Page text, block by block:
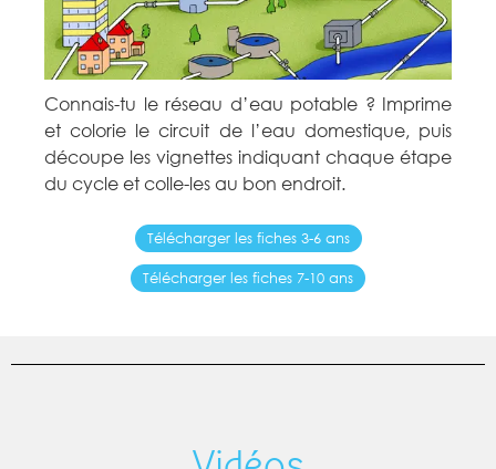
Connais-tu le réseau d’eau potable ? Imprime
et colorie le circuit de l’eau domestique, puis
découpe les vignettes indiquant chaque étape
du cycle et colle-les au bon endroit.
Télécharger les fiches 3-6 ans
Télécharger les fiches 7-10 ans